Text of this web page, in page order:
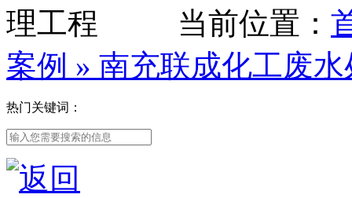
当前位置：
案例 » 南充联成化工废
热门关键词：